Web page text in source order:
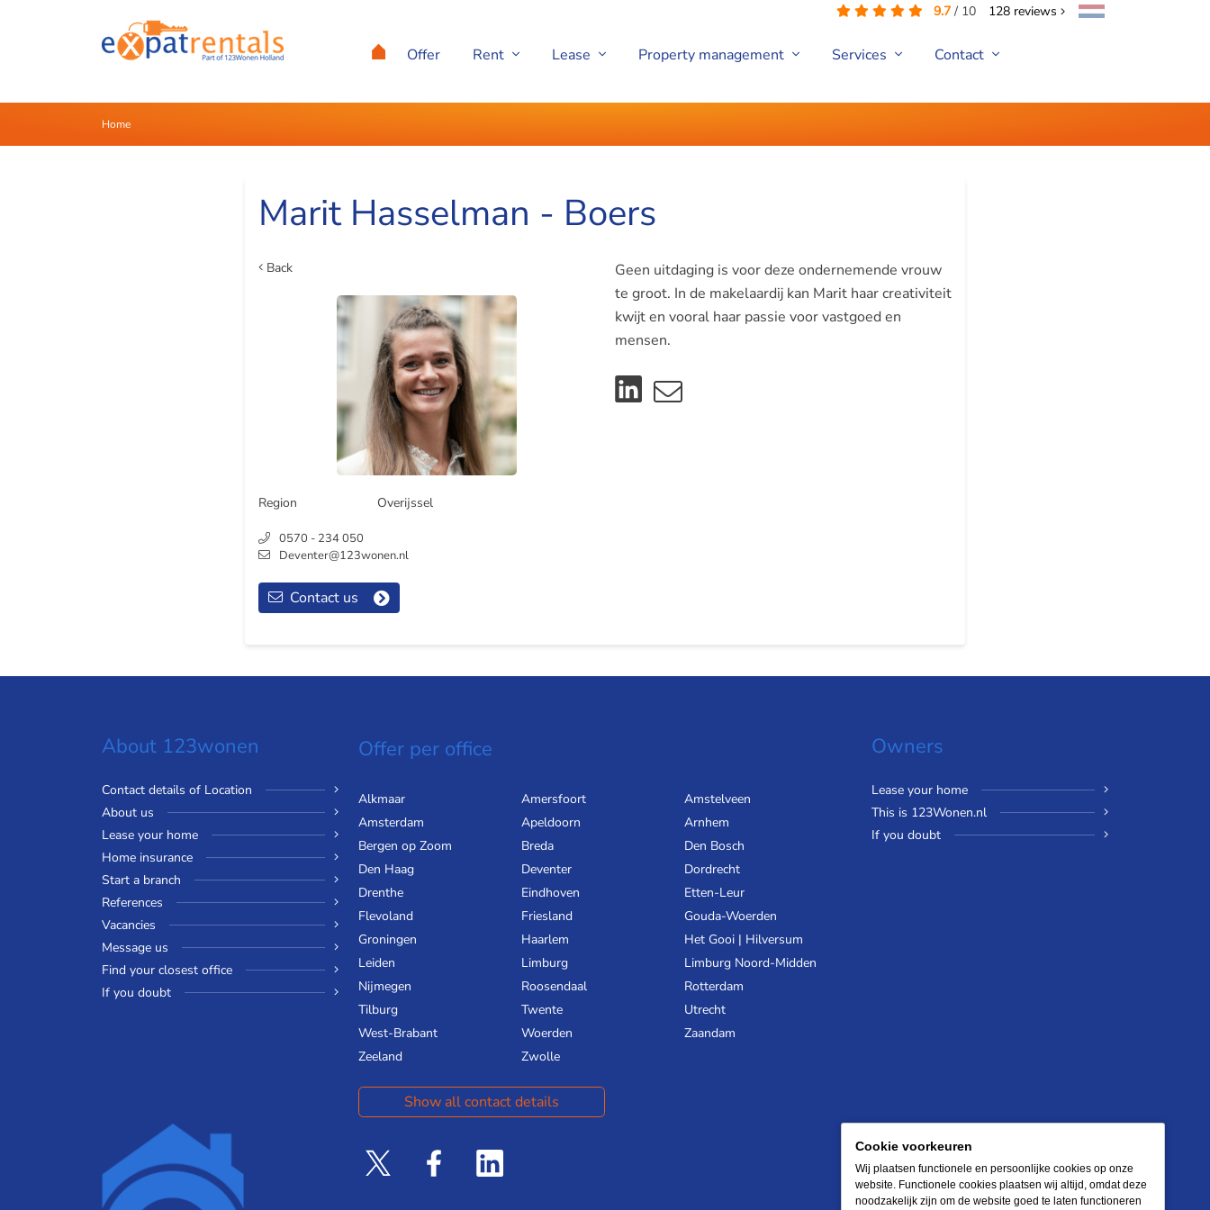
9.7 / 10 128 reviews
Offer Rent Lease Property management Services Contact
Home
Marit Hasselman - Boers
Back
Region Overijssel
0570 - 234 050
Deventer@123wonen.nl
Contact us
Geen uitdaging is voor deze ondernemende vrouw
te groot. In de makelaardij kan Marit haar creativiteit
kwijt en vooral haar passie voor vastgoed en
mensen.
About 123wonen
Contact details of Location
About us
Lease your home
Home insurance
Start a branch
References
Vacancies
Message us
Find your closest office
If you doubt
Offer per office
Alkmaar Amersfoort
Amstelveen
Amsterdam
Apeldoorn
Arnhem
Bergen op Zoom
Breda
Den Bosch
Den Haag
Deventer
Dordrecht
Drenthe
Eindhoven
Etten-Leur
Flevoland
Friesland
Gouda-Woerden
Groningen
Haarlem
Het Gooi | Hilversum
Leiden
Limburg
Limburg Noord-Midden
Nijmegen
Roosendaal
Rotterdam
Tilburg
Twente
Utrecht
West-Brabant
Woerden
Zaandam
Zeeland
Zwolle
Show all contact details
Owners
Lease your home
This is 123Wonen.nl
If you doubt
Cookie voorkeuren
Wij plaatsen functionele en persoonlijke cookies op onze
website. Functionele cookies plaatsen wij altijd, omdat deze
noodzakelijk zijn om de website goed te laten functioneren